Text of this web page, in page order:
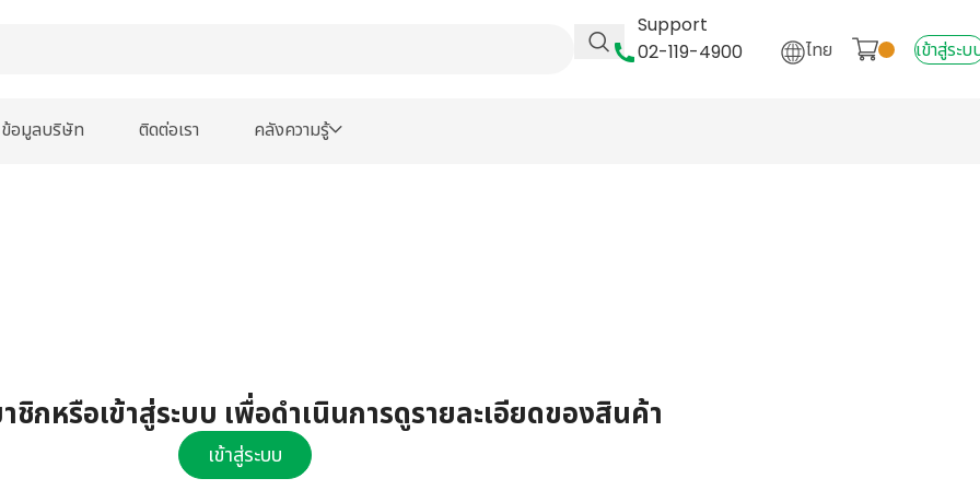
Support
02-119-4900
ไทย เข้าสู่ระบ
ข้อมูลบริษัท ติดต่อเรา คลังความรู้
กหรือเข้าสู่ระบบ เพื่อดำเนินการดูรายละเอียดของสินค้า
เข้าสู่ระบบ